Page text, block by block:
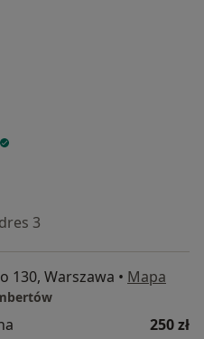
3
130, Warszawa • Mapa
250 zł